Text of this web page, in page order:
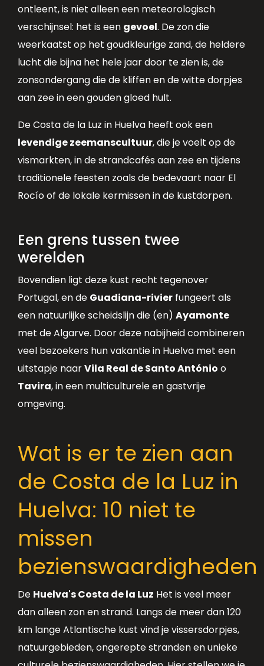
ontleent, is niet alleen een meteorologisch
verschijnsel: het is een gevoel. De zon die
weerkaatst op het goudkleurige zand, de heldere
lucht die bijna het hele jaar door te zien is, de
zonsondergang die de kliffen en de witte dorpjes
aan zee in een gouden gloed hult.
De Costa de la Luz in Huelva heeft ook een
levendige zeemanscultuur, die je voelt op de
vismarkten, in de strandcafés aan zee en tijdens
traditionele feesten zoals de bedevaart naar El
Rocío of de lokale kermissen in de kustdorpen.
Een grens tussen twee
werelden
Bovendien ligt deze kust recht tegenover
Portugal, en de Guadiana-rivier fungeert als
een natuurlijke scheidslijn die (en) Ayamonte
met de Algarve. Door deze nabijheid combineren
veel bezoekers hun vakantie in Huelva met een
uitstapje naarVila Real de Santo António o
Tavira, in een multiculturele en gastvrije
omgeving.
Wat is er te zien aan
de Costa de la Luz in
Huelva: 10 niet te
missen
bezienswaardigheden
De Huelva's Costa de la Luz Het is veel meer
dan alleen zon en strand. Langs de meer dan 120
km lange Atlantische kust vind je vissersdorpjes,
natuurgebieden, ongerepte stranden en unieke